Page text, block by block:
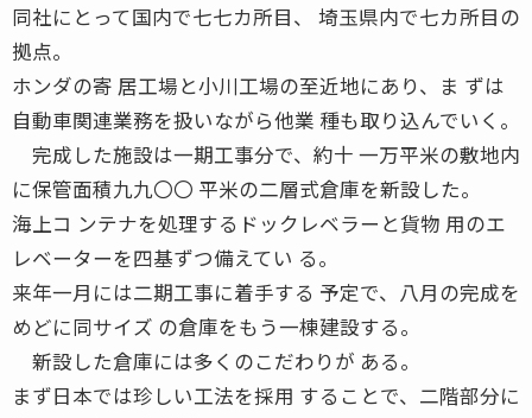
同社にとって国内で七七カ所目、 埼玉県内で七カ所目の
拠点。
ホンダの寄 居工場と小川工場の至近地にあり、ま ずは
自動車関連業務を扱いながら他業 種も取り込んでいく。
完成した施設は一期工事分で、約十 一万平米の敷地内
に保管面積九九〇〇 平米の二層式倉庫を新設した。
海上コ ンテナを処理するドックレベラーと貨物 用のエ
レベーターを四基ずつ備えてい る。
来年一月には二期工事に着手する 予定で、八月の完成を
めどに同サイズ の倉庫をもう一棟建設する。
新設した倉庫には多くのこだわりが ある。
まず日本では珍しい工法を採用 することで、二階部分に